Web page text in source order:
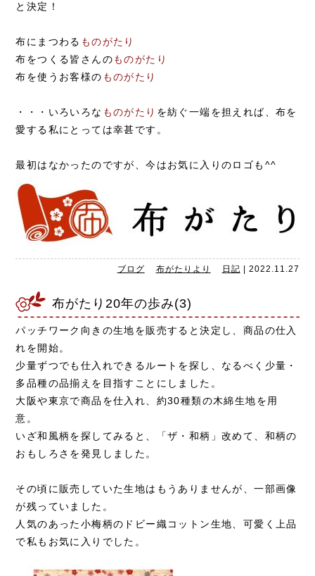
と決定！
布にまつわる ものがたり
布をつくる皆さんのものがたり
布を使うお客様の ものがたり
・・・いろいろな ものがたり を紡ぐ一端を担えれば、布を
愛する私にとっては幸甚です。
最初はなかったのですが、今はお気に入りのロゴも^^
ブログ 布がたりより 日記 2022.11.27
布がたり20年の歩み(3)
パッチワーク向きの生地を販売すると決定し、商品の仕入
れを開始。
少量ずつでも仕入れできるルートを探し、なるべく少量・
多品種の品揃えを目指すことにしました。
大阪や東京で商品を仕入れ、約30種類の木綿生地を用
意。
いざ和風柄を探してみると、「ザ・和柄」改めて、和柄の
おもしろさを発見しました。
その頃に販売していた生地はもうありませんが、一部画像
が残っていました。
人気のあった小梅柄のドビー織コットン生地、可愛く上品
で私もお気に入りでした。